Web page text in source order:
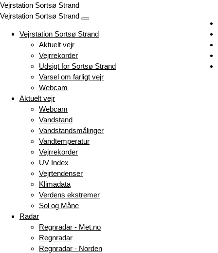
Vejrstation Sortsø Strand
Vejrstation Sortsø Strand
Vejrstation Sortsø Strand
Aktuelt vejr
Vejrrekorder
Udsigt for Sortsø Strand
Varsel om farligt vejr
Webcam
Aktuelt vejr
Webcam
Vandstand
Vandstandsmålinger
Vandtemperatur
Vejrrekorder
UV Index
Vejrtendenser
Klimadata
Verdens ekstremer
Sol og Måne
Radar
Regnradar - Met.no
Regnradar
Regnradar - Norden